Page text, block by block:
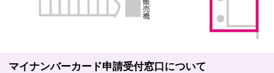
マイナンバーカード申請受付窓口について